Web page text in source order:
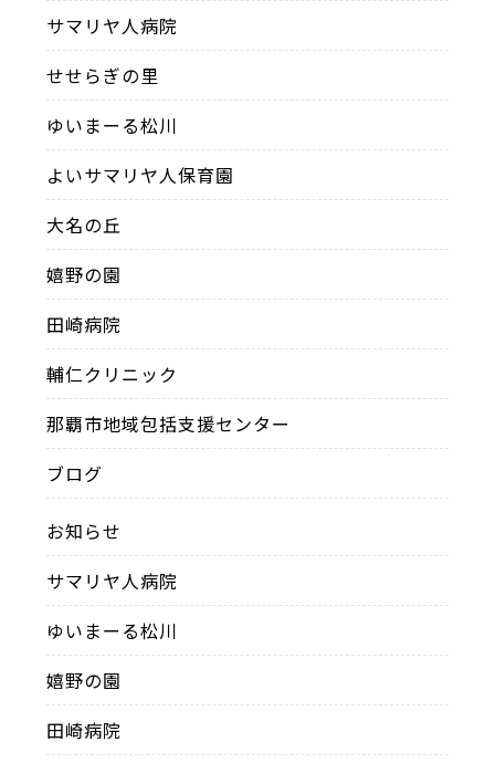
サマリヤ人病院
せせらぎの里
ゆいまーる松川
よいサマリヤ人保育園
大名の丘
嬉野の園
田崎病院
輔仁クリニック
那覇市地域包括支援センター
ブログ
お知らせ
サマリヤ人病院
ゆいまーる松川
嬉野の園
田崎病院